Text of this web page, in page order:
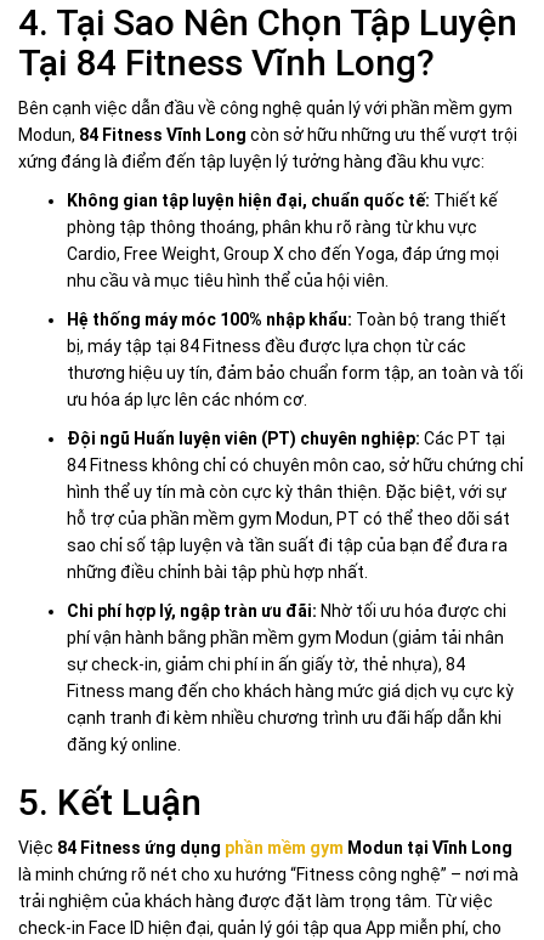
4. Tại Sao Nên Chọn Tập Luyện
Tại 84 Fitness Vĩnh Long?
Bên cạnh việc dẫn đầu về công nghệ quản lý với phần mềm gym
Modun, 84 Fitness Vĩnh Long còn sở hữu những ưu thế vượt trội
xứng đáng là điểm đến tập luyện lý tưởng hàng đầu khu vực:
Không gian tập luyện hiện đại, chuẩn quốc tế: Thiết kế
phòng tập thông thoáng, phân khu rõ ràng từ khu vực
Cardio, Free Weight, Group X cho đến Yoga, đáp ứng mọi
nhu cầu và mục tiêu hình thể của hội viên.
Hệ thống máy móc 100% nhập khẩu: Toàn bộ trang thiết
bị, máy tập tại 84 Fitness đều được lựa chọn từ các
thương hiệu uy tín, đảm bảo chuẩn form tập, an toàn và tối
ưu hóa áp lực lên các nhóm cơ.
Đội ngũ Huấn luyện viên (PT) chuyên nghiệp: Các PT tại
84 Fitness không chỉ có chuyên môn cao, sở hữu chứng chỉ
hình thể uy tín mà còn cực kỳ thân thiện. Đặc biệt, với sự
hỗ trợ của phần mềm gym Modun, PT có thể theo dõi sát
sao chỉ số tập luyện và tần suất đi tập của bạn để đưa ra
những điều chỉnh bài tập phù hợp nhất.
Chi phí hợp lý, ngập tràn ưu đãi: Nhờ tối ưu hóa được chi
phí vận hành bằng phần mềm gym Modun (giảm tải nhân
sự check-in, giảm chi phí in ấn giấy tờ, thẻ nhựa), 84
Fitness mang đến cho khách hàng mức giá dịch vụ cực kỳ
cạnh tranh đi kèm nhiều chương trình ưu đãi hấp dẫn khi
đăng ký online.
5. Kết Luận
Việc 84 Fitness ứng dụng phần mềm gym Modun tại Vĩnh Long
là minh chứng rõ nét cho xu hướng “Fitness công nghệ” – nơi mà
trải nghiệm của khách hàng được đặt làm trọng tâm. Từ việc
check-in Face ID hiện đại, quản lý gói tập qua App miễn phí, cho